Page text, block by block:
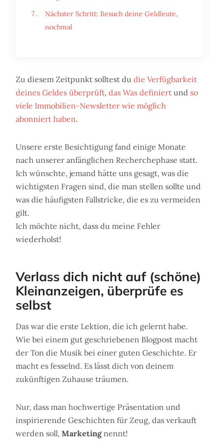
Nächster Schritt: Besuch deine Geldleute,
nochmal
Zu diesem Zeitpunkt solltest du die Verfügbarkeit
deines Geldes überprüft, das Was definiert und so
viele Immobilien-Newsletter wie möglich
abonniert haben.
Unsere erste Besichtigung fand einige Monate
nach unserer anfänglichen Recherchephase statt.
Ich wünschte, jemand hätte uns gesagt, was die
wichtigsten Fragen sind, die man stellen sollte und
was die häufigsten Fallstricke, die es zu vermeiden
gilt.
Ich möchte nicht, dass du meine Fehler
wiederholst!
Verlass dich nicht auf (schöne)
Kleinanzeigen, überprüfe es
selbst
Das war die erste Lektion, die ich gelernt habe.
Wie bei einem gut geschriebenen Blogpost macht
der Ton die Musik bei einer guten Geschichte. Er
macht es fesselnd. Es lässt dich von deinem
zukünftigen Zuhause träumen.
Nur, dass man hochwertige Präsentation und
inspirierende Geschichten für Zeug, das verkauft
werden soll, Marketingnennt!